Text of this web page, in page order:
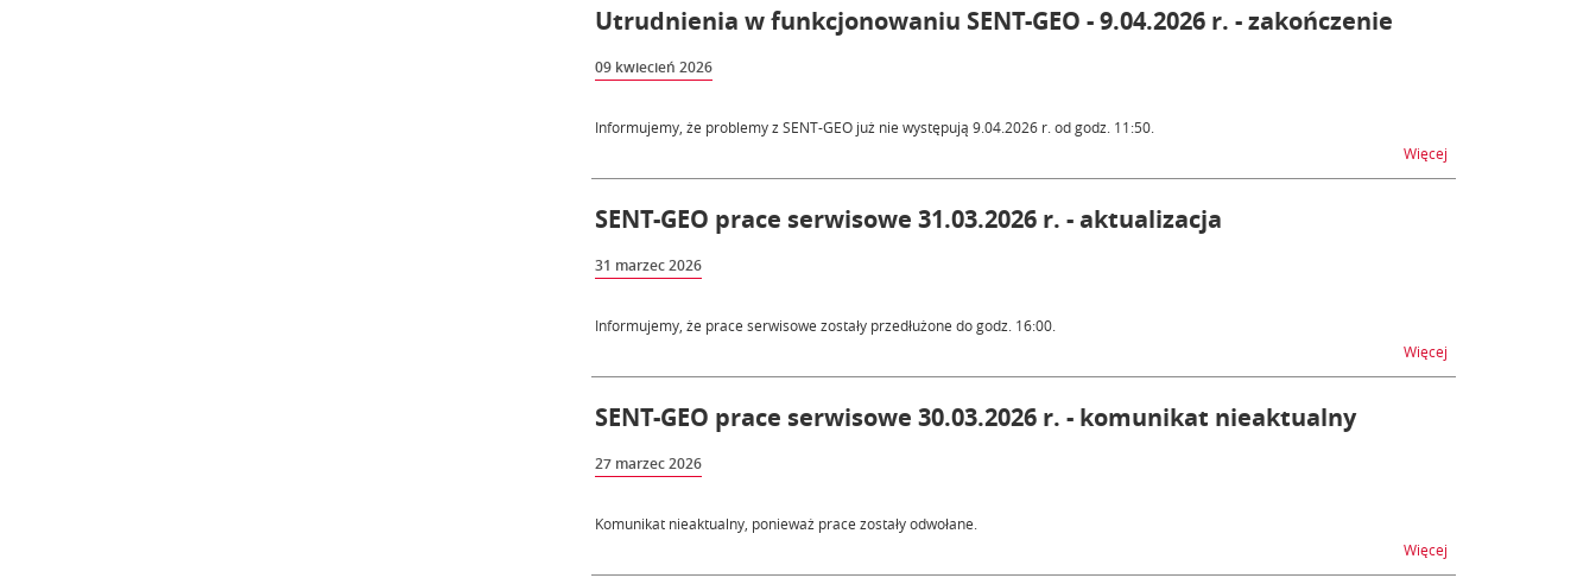
Utrudnienia w funkcjonowaniu SENT-GEO - 9.04.2026 r. - zakończenie
09 kwiecień 2026
Informujemy, że problemy z SENT-GEO już nie występują 9.04.2026 r. od godz. 11:50.
Więcej
SENT-GEO prace serwisowe 31.03.2026 r. - aktualizacja
31 marzec 2026
Informujemy, że prace serwisowe zostały przedłużone do godz. 16:00.
Więcej
SENT-GEO prace serwisowe 30.03.2026 r. - komunikat nieaktualny
27 marzec 2026
Komunikat nieaktualny, ponieważ prace zostały odwołane.
Więcej